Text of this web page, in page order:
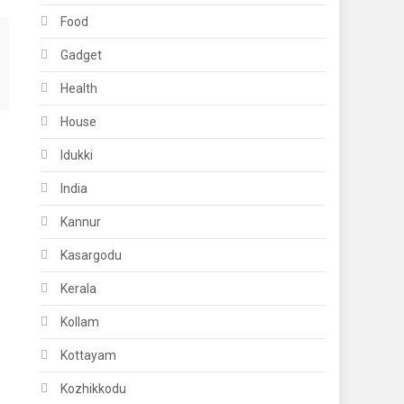
Food
Gadget
Health
House
Idukki
India
Kannur
Kasargodu
Kerala
Kollam
Kottayam
Kozhikkodu